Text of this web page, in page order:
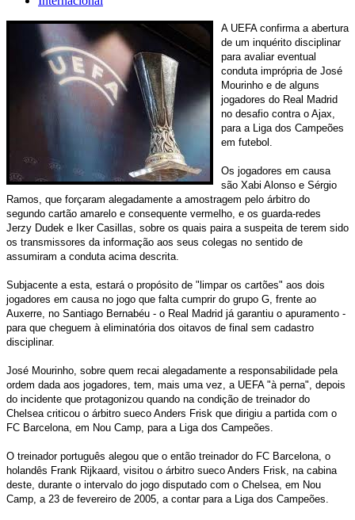
A UEFA confirma a abertura
de um inquérito disciplinar
para avaliar eventual
conduta imprópria de José
Mourinho e de alguns
jogadores do Real Madrid
no desafio contra o Ajax,
para a Liga dos Campeões
em futebol.
Os jogadores em causa
são Xabi Alonso e Sérgio
Ramos, que forçaram alegadamente a amostragem pelo árbitro do
segundo cartão amarelo e consequente vermelho, e os guarda-redes
Jerzy Dudek e Iker Casillas, sobre os quais paira a suspeita de terem sido
os transmissores da informação aos seus colegas no sentido de
assumiram a conduta acima descrita.
Subjacente a esta, estará o propósito de "limpar os cartões" aos dois
jogadores em causa no jogo que falta cumprir do grupo G, frente ao
Auxerre, no Santiago Bernabéu - o Real Madrid já garantiu o apuramento -
para que cheguem à eliminatória dos oitavos de final sem cadastro
disciplinar.
José Mourinho, sobre quem recai alegadamente a responsabilidade pela
ordem dada aos jogadores, tem, mais uma vez, a UEFA "à perna", depois
do incidente que protagonizou quando na condição de treinador do
Chelsea criticou o árbitro sueco Anders Frisk que dirigiu a partida com o
FC Barcelona, em Nou Camp, para a Liga dos Campeões.
O treinador português alegou que o então treinador do FC Barcelona, o
holandês Frank Rijkaard, visitou o árbitro sueco Anders Frisk, na cabina
deste, durante o intervalo do jogo disputado com o Chelsea, em Nou
Camp, a 23 de fevereiro de 2005, a contar para a Liga dos Campeões.